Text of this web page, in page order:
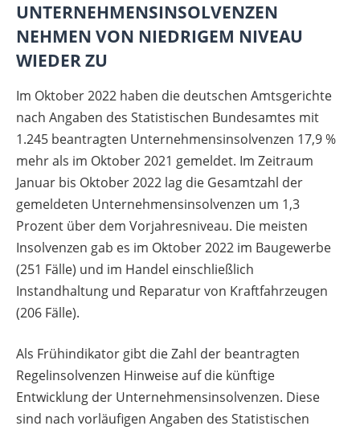
UNTERNEHMENSINSOLVENZEN
NEHMEN VON NIEDRIGEM NIVEAU
WIEDER ZU
Im Oktober 2022 haben die deutschen Amtsgerichte
nach Angaben des Statistischen Bundesamtes mit
1.245 beantragten Unternehmensinsolvenzen 17,9 %
mehr als im Oktober 2021 gemeldet. Im Zeitraum
Januar bis Oktober 2022 lag die Gesamtzahl der
gemeldeten Unternehmensinsolvenzen um 1,3
Prozent über dem Vorjahresniveau. Die meisten
Insolvenzen gab es im Oktober 2022 im Baugewerbe
(251 Fälle) und im Handel einschließlich
Instandhaltung und Reparatur von Kraftfahrzeugen
(206 Fälle).
Als Frühindikator gibt die Zahl der beantragten
Regelinsolvenzen Hinweise auf die künftige
Entwicklung der Unternehmensinsolvenzen. Diese
sind nach vorläufigen Angaben des Statistischen